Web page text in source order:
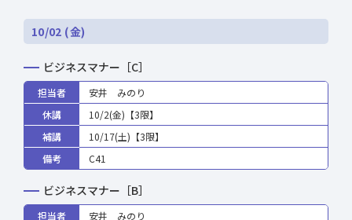
10/02 (金)
ビジネスマナー［C］
担当者
安井 みのり
休講
10/2(金)【3限】
補講
10/17(土)【3限】
備考
C41
ビジネスマナー［B］
担当者
安井 みのり